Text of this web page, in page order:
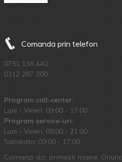
Comanda prin telefon
0751 136 440
0312 287 300
Program call-center:
Luni - Vineri: 09:00 - 17:00
Program service-uri:
Luni - Vineri: 09.00 - 21:00
Sambata: 09:00 - 17:00
Comanzi azi, primesti maine.